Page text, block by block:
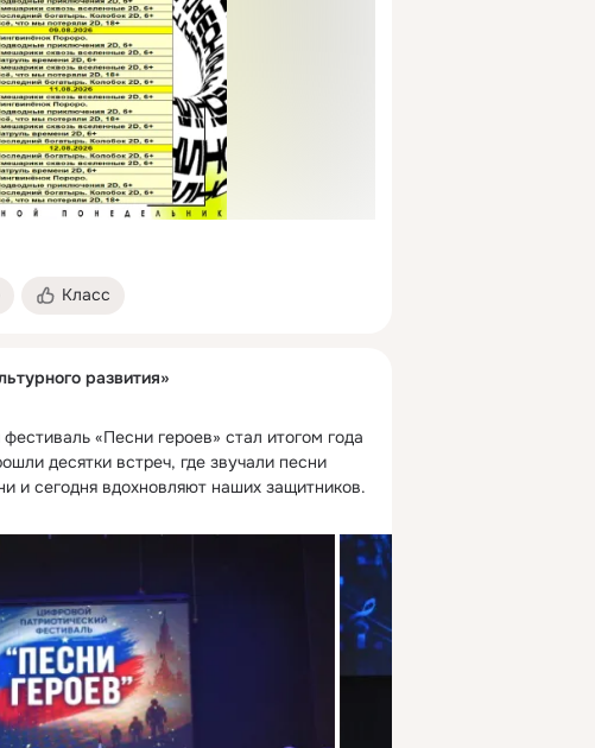
Класс
развития»
«Песни героев» стал итогом года
десятки встреч, где звучали песни
и сегодня вдохновляют наших защитников.